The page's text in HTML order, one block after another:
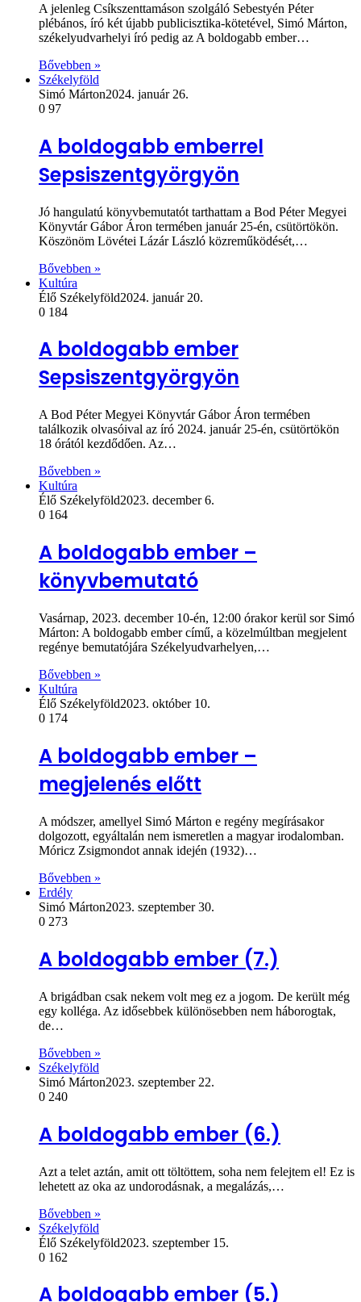
A jelenleg Csíkszenttamáson szolgáló Sebestyén Péter
plébános, író két újabb publicisztika-kötetével, Simó Márton,
székelyudvarhelyi író pedig az A boldogabb ember…
Bővebben »
Székelyföld
Simó Márton2024. január 26.
0 97
A boldogabb emberrel
Sepsiszentgyörgyön
Jó hangulatú könyvbemutatót tarthattam a Bod Péter Megyei
Könyvtár Gábor Áron termében január 25-én, csütörtökön.
Köszönöm Lövétei Lázár László közreműködését,…
Bővebben »
Kultúra
Élő Székelyföld2024. január 20.
0 184
A boldogabb ember
Sepsiszentgyörgyön
A Bod Péter Megyei Könyvtár Gábor Áron termében
találkozik olvasóival az író 2024. január 25-én, csütörtökön
18 órától kezdődően. Az…
Bővebben »
Kultúra
Élő Székelyföld2023. december 6.
0 164
A boldogabb ember –
könyvbemutató
Vasárnap, 2023. december 10-én, 12:00 órakor kerül sor Simó
Márton: A boldogabb ember című, a közelmúltban megjelent
regénye bemutatójára Székelyudvarhelyen,…
Bővebben »
Kultúra
Élő Székelyföld2023. október 10.
0 174
A boldogabb ember –
megjelenés előtt
A módszer, amellyel Simó Márton e regény megírásakor
dolgozott, egyáltalán nem ismeretlen a magyar irodalomban.
Móricz Zsigmondot annak idején (1932)…
Bővebben »
Erdély
Simó Márton2023. szeptember 30.
0 273
A boldogabb ember (7.)
A brigádban csak nekem volt meg ez a jogom. De került még
egy kolléga. Az idősebbek különösebben nem háborogtak,
de…
Bővebben »
Székelyföld
Simó Márton2023. szeptember 22.
0 240
A boldogabb ember (6.)
Azt a telet aztán, amit ott töltöttem, soha nem felejtem el! Ez is
lehetett az oka az undorodásnak, a meg­alázás,…
Bővebben »
Székelyföld
Élő Székelyföld2023. szeptember 15.
0 162
A boldogabb ember (5.)